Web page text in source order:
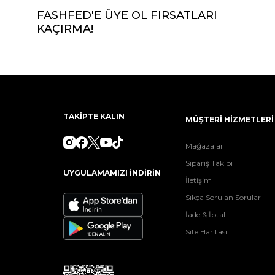
FASHFED'E ÜYE OL FIRSATLARI
KAÇIRMA!
TAKİPTE KALIN
UYGULAMAMIZI İNDİRİN
MÜŞTERİ HİZMETLERİ
Mağazalar
Sipariş Takibi
İletişim
Sıkça Sorulan Sorular
İade & İptal
Site Haritası